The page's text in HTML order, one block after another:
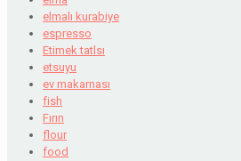
elmalı kurabiye
espresso
Etimek tatlsı
etsuyu
ev makarnası
fish
Fırın
flour
food